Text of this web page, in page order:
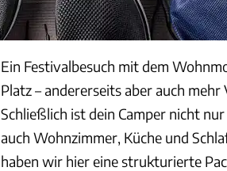
Ein Festivalbesuch mit dem
Platz – andererseits aber auch
Schließlich ist dein Camper nicht
auch Wohnzimmer, Küche und
haben wir hier eine strukturierte